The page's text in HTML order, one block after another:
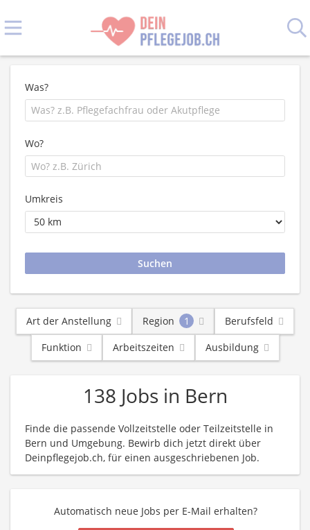
Was?
Wo?
Umkreis
Art der Anstellung Region 1
Berufsfeld
Funktion
Arbeitszeiten Ausbildung
138 Jobs in Bern
Finde die passende Vollzeitstelle oder Teilzeitstelle in
Bern und Umgebung. Bewirb dich jetzt direkt über
Deinpflegejob.ch, für einen ausgeschriebenen Job.
Automatisch neue Jobs per E-Mail erhalten?